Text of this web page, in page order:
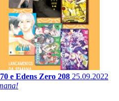
e Edens Zero 208 25.09.2022